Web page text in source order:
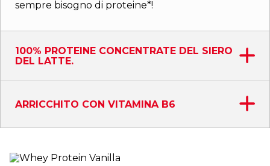
sempre bisogno di proteine*!
100% PROTEINE CONCENTRATE DEL SIERO
DEL LATTE.
ARRICCHITO CON VITAMINA B6